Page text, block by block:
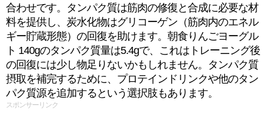
合わせです。タンパク質は筋肉の修復と合成に必要な材
料を提供し、炭水化物はグリコーゲン（筋肉内のエネル
ギー貯蔵形態）の回復を助けます。朝食りんごヨーグル
ト 140gのタンパク質量は5.4gで、これはトレーニング後
の回復には少し物足りないかもしれません。タンパク質
摂取を補完するために、プロテインドリンクや他のタン
パク質源を追加するという選択肢もあります。
スポンサーリンク